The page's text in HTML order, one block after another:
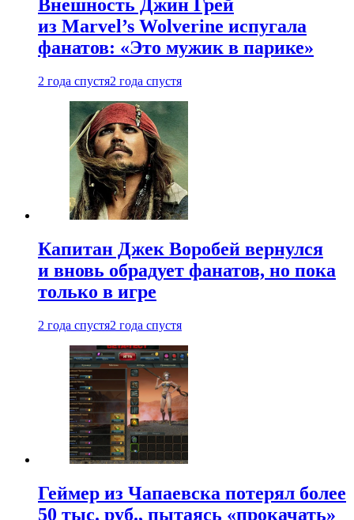
Внешность Джин Грей
из Marvel’s Wolverine испугала
фанатов: «Это мужик в парике»
2 года спустя2 года спустя
Капитан Джек Воробей вернулся
и вновь обрадует фанатов, но пока
только в игре
2 года спустя2 года спустя
Геймер из Чапаевска потерял более
50 тыс. руб., пытаясь «прокачать»